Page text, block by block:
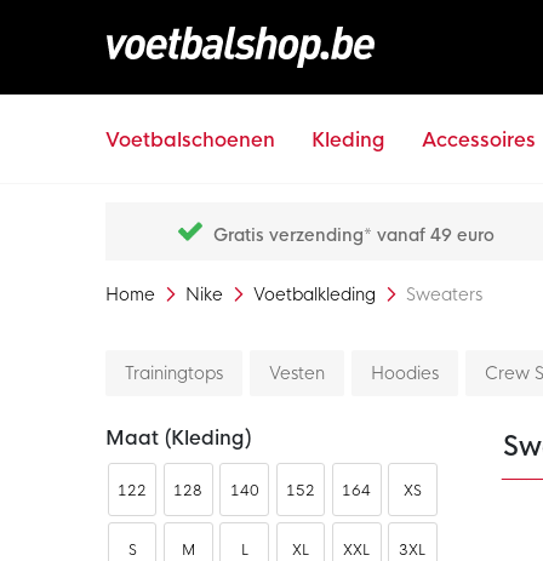
Voetbalschoenen Kleding Accessoires
Gratis verzending* vanaf 49 euro
Home Nike Voetbalkleding Sweaters
Trainingtops Vesten Hoodies Crew
Maat (kleding)
122 128 140 152 164 XS
S M L XL XXL 3XL